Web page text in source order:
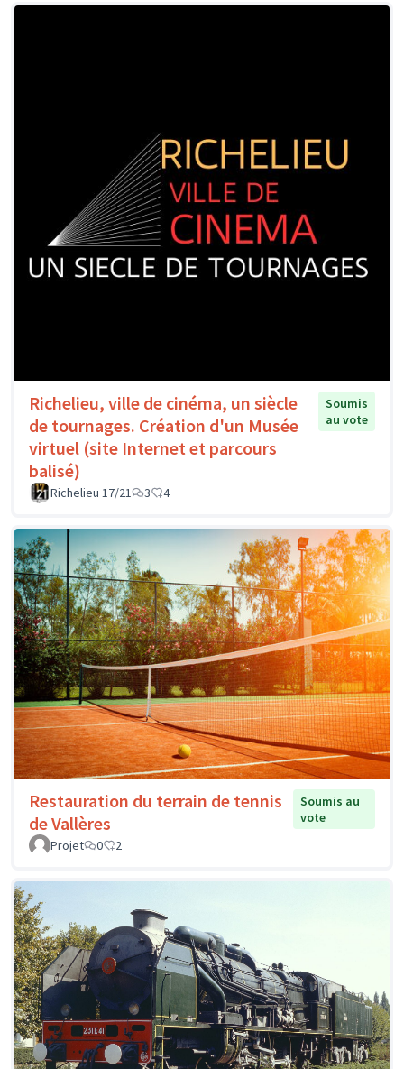
Richelieu, ville de cinéma, un siècle
de tournages. Création d'un Musée
virtuel (site Internet et parcours
balisé)
Soumis
au vote
Richelieu 17/21 3 4
Restauration du terrain de tennis
de Vallères
Soumis au
vote
Projet
0 2